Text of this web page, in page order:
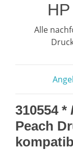
Alle
310554 *
Peach